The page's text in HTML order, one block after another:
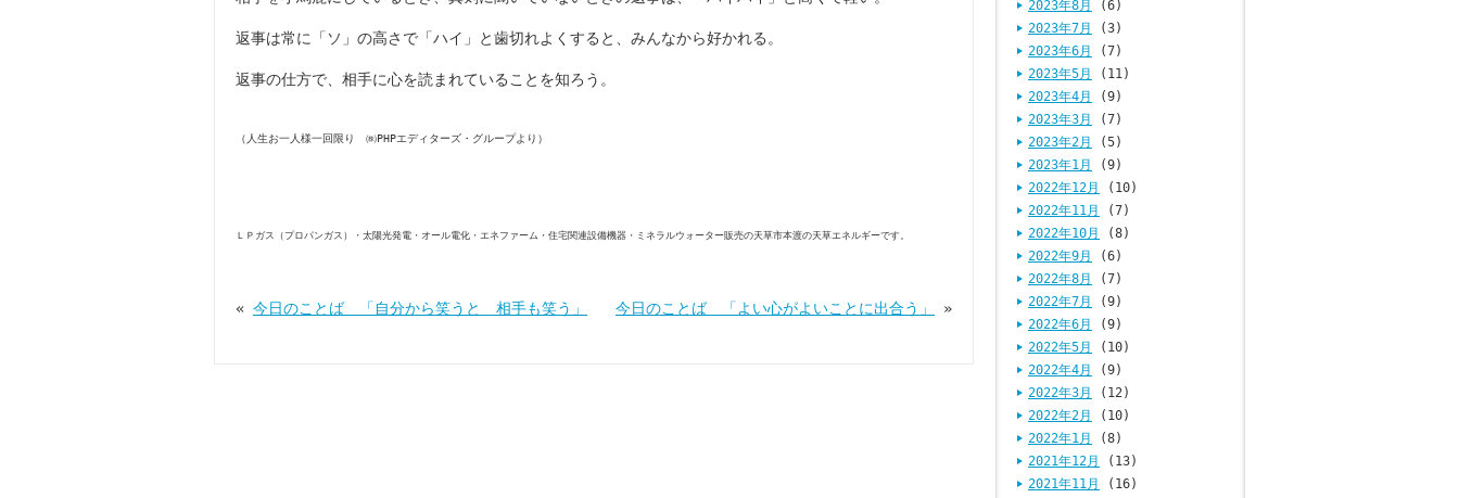
返事は常に「ソ」の高さで「ハイ」と歯切れよくすると、みんなから好かれる。
返事の仕方で、相手に心を読まれていることを知ろう。
（人生お一人様一回限り ㈱PHPエディターズ・グループより）
ＬＰガス（プロパンガス）・太陽光発電・オール電化・エネファーム・住宅関連設備機器・ミネラルウォーター販売の天草市本渡の天草エネルギーです。
« 今日のことば 「自分から笑うと 相手も笑う」 今日のことば 「よい心がよいことに出合う」 »
2023年8月
(6)
2023年7月
(3)
2023年6月
(7)
2023年5月
(11)
2023年4月
(9)
2023年3月
(7)
2023年2月
(5)
2023年1月
(9)
2022年12月
(10)
2022年11月
(7)
2022年10月
(8)
2022年9月
(6)
2022年8月
(7)
2022年7月
(9)
2022年6月
(9)
2022年5月
(10)
2022年4月
(9)
2022年3月
(12)
2022年2月
(10)
2022年1月
(8)
2021年12月
(13)
2021年11月
(16)